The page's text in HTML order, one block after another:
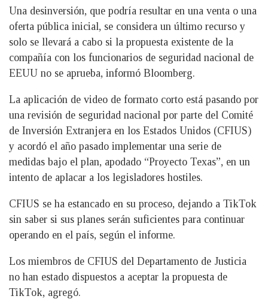
Una desinversión, que podría resultar en una venta o una
oferta pública inicial, se considera un último recurso y
solo se llevará a cabo si la propuesta existente de la
compañía con los funcionarios de seguridad nacional de
EEUU no se aprueba, informó Bloomberg.
La aplicación de video de formato corto está pasando por
una revisión de seguridad nacional por parte del Comité
de Inversión Extranjera en los Estados Unidos (CFIUS)
y acordó el año pasado implementar una serie de
medidas bajo el plan, apodado “Proyecto Texas”, en un
intento de aplacar a los legisladores hostiles.
CFIUS se ha estancado en su proceso, dejando a TikTok
sin saber si sus planes serán suficientes para continuar
operando en el país, según el informe.
Los miembros de CFIUS del Departamento de Justicia
no han estado dispuestos a aceptar la propuesta de
TikTok, agregó.